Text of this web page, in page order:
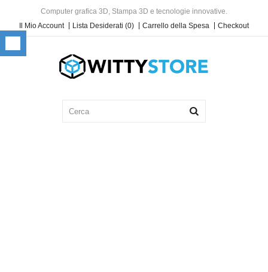
Computer grafica 3D, Stampa 3D e tecnologie innovative.
Il Mio Account
Lista Desiderati (0) Carrello della Spesa Checkout